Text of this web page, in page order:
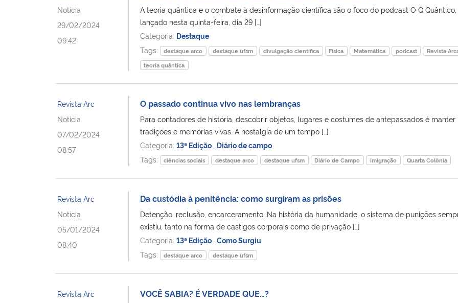
Notícia
29/02/2024
09:42
A teoria quântica e o combate à desinformação científica são o foco do podcast O Q Quântico,
lançado nesta quinta-feira, dia 29 […]
Categoria: Destaque
Tags:
destaque arco destaque ufsm divulgação científica Física Matemática podcast
Revista
teoria quântica
Revista Arc
Notícia
07/02/2024
08:57
O passado continua vivo nas lembranças
Para contadores de história, descobrir objetos, lugares e costumes de antepassados é manter
tradições e memórias vivas. A nostalgia de um tempo […]
Categoria: 13ª Edição Diário de campo
Tags:
ciências sociais destaque arco destaque ufsm Diário de Campo imigração Quarta Colônia
Revista Arc
Notícia
05/01/2024
08:40
Da custódia à penitência: como surgiram as prisões
Detenção, reclusão, encarceramento. Na história da humanidade, o sistema de punições
existiu, tanto na forma de castigos corporais como de privação […]
Categoria: 13ª Edição Como Surgiu
Tags:
destaque arco destaque ufsm
Revista Arc
VOCÊ SABIA? É VERDADE QUE…?